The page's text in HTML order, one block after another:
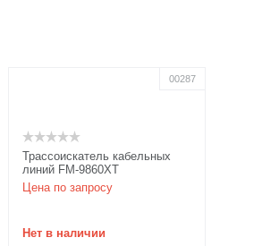
00287
Трассоискатель кабельных
линий FM-9860XT
Цена по запросу
Нет в наличии